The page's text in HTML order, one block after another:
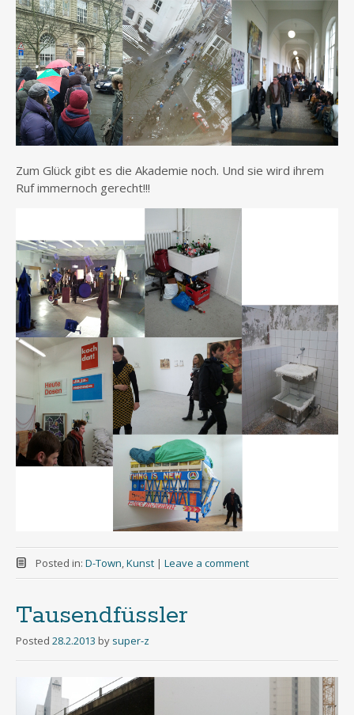
Zum Glück gibt es die Akademie noch. Und sie wird ihrem
Ruf immernoch gerecht!!!
Posted in: D-Town,Kunst | Leave a comment
Tausendfüssler
Posted 28.2.2013 by super-z